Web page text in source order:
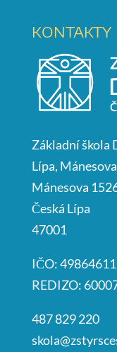
KONTAKTY
Základní škola
Lípa,
Mánesova
Česká Lípa
47001
IČO: 49864611
REDIZO:
487 829 220